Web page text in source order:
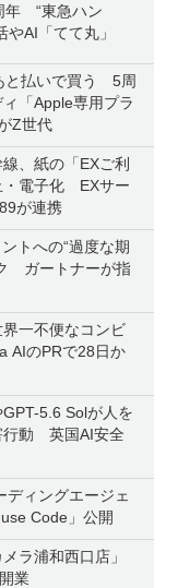
年 “東急ハン
やAI「てて丸」
と払いで買う 5周
「Apple専用プラ
Z世代
、紙の「EXご利
・電子化 EXサー
が連携
トへの“過度な期
ガートナーが指
一不便なコンビ
AIのPRで28日か
GPT-5.6 Solが人を
行動 英国AI安全
ディングエージェ
Code」公開
メラ浦和西口店」
業